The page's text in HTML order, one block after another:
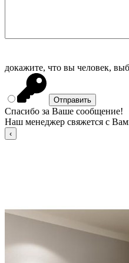
докажите, что вы человек,
Спасибо за Ваше сообщение!
Наш менеджер свяжется с